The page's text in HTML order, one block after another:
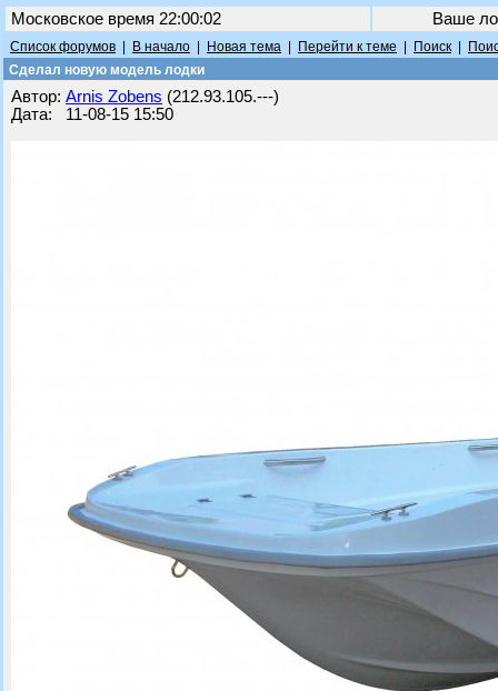
Московское время 22:00:02 Ваше
Список форумов В начало Новая тема Перейти к теме Поиск
Cделал новую модель лодки
Автор: Arnis Zobens (212.93.105.---)
Дата: 11-08-15 15:50